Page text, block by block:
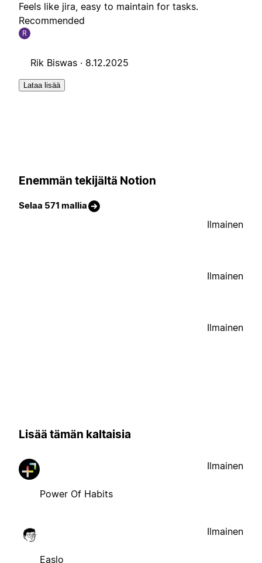
Feels like jira, easy to maintain for tasks.
Recommended
R
Rik Biswas · 8.12.2025
Lataa lisää
Enemmän tekijältä Notion
Selaa 571 mallia
Ilmainen
Ilmainen
Ilmainen
Lisää tämän kaltaisia
Power Of Habits
Ilmainen
Easlo
Ilmainen